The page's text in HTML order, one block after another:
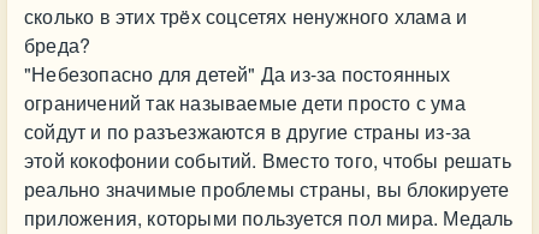
сколько в этих трëх соцсетях ненужного хлама и
бреда?
"Небезопасно для детей" Да из-за постоянных
ограничений так называемые дети просто с ума
сойдут и по разъезжаются в другие страны из-за
этой кокофонии событий. Вместо того, чтобы решать
реально значимые проблемы страны, вы блокируете
приложения, которыми пользуется пол мира. Медаль